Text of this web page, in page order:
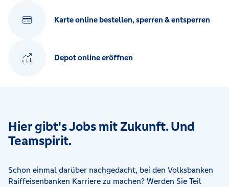
Karte online bestellen, sperren & entsperren
Depot online eröffnen
Hier gibt's Jobs mit Zukunft. Und
Teamspirit.
Schon einmal darüber nachgedacht, bei den Volksbanken
Raiffeisenbanken Karriere zu machen? Werden Sie Teil